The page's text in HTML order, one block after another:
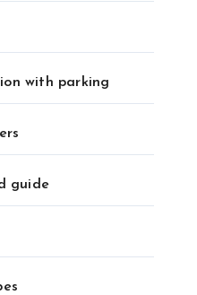
with parking
guide